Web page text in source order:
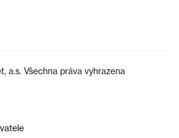
a.s. Všechna práva vyhrazena